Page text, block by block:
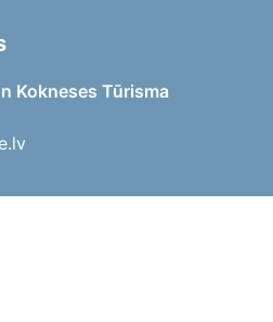
Kokneses Tūrisma